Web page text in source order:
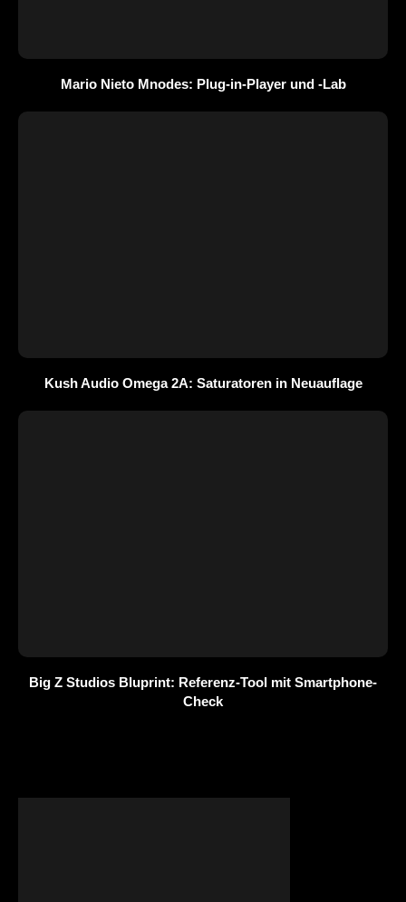
Mario Nieto Mnodes: Plug-in-Player und -Lab
Kush Audio Omega 2A: Saturatoren in Neuauflage
Big Z Studios Bluprint: Referenz-Tool mit Smartphone-
Check